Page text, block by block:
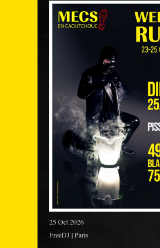
25 Oct 2026
FreeDJ | Paris